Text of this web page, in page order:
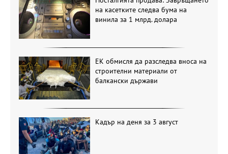
на касетките следва бума на
винила за 1 млрд. долара
ЕК обмисля да разследва вноса на
строителни материали от
балкански държави
Кадър на деня за 3 август